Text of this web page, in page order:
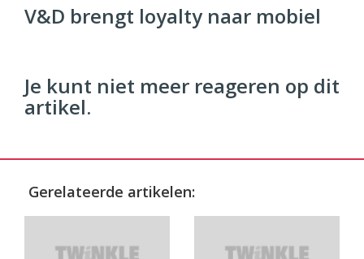
Commercehttps://twinklemagazine.nl
V&D brengt loyalty naar mobiel
Je kunt niet meer reageren op dit
artikel.
Gerelateerde artikelen: